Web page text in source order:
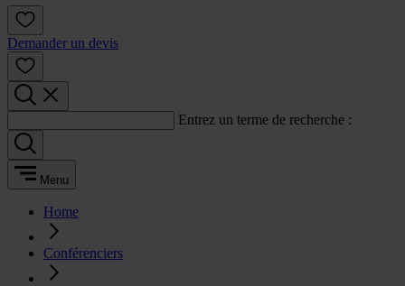
Demander un devis
Entrez un terme de recherche :
Menu
Home
Conférenciers